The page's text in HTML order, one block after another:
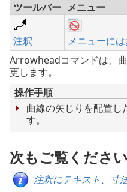
ツールバー メニュー
注釈
メニューには
Arrowheadコマンドは、
更します。
操作手順
曲線の矢じりを配置し
す。
次もご覧ください
注釈にテキスト、寸